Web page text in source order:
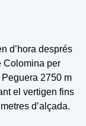
d’hora després
Colomina per
2750 m
el vertigen fins
d’alçada.